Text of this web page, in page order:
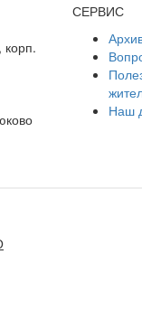
корп.
СЕРВИС
Наш